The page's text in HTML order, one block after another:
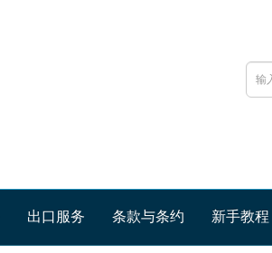
出口服务 条款与条约 新手教程